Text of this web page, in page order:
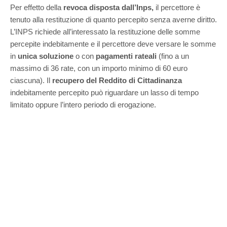
Per effetto della revoca disposta dall’Inps, il percettore è
tenuto alla restituzione di quanto percepito senza averne diritto.
L’INPS richiede all’interessato la restituzione delle somme
percepite indebitamente e il percettore deve versare le somme
in unica soluzione o con pagamenti rateali (fino a un
massimo di 36 rate, con un importo minimo di 60 euro
ciascuna). Il recupero del Reddito di Cittadinanza
indebitamente percepito può riguardare un lasso di tempo
limitato oppure l’intero periodo di erogazione.